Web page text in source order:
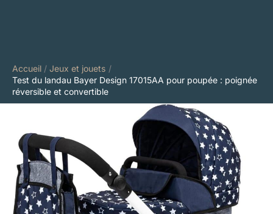
Accueil
Jeux et jouets
Test du landau Bayer Design 17015AA pour poupée : poignée
réversible et convertible